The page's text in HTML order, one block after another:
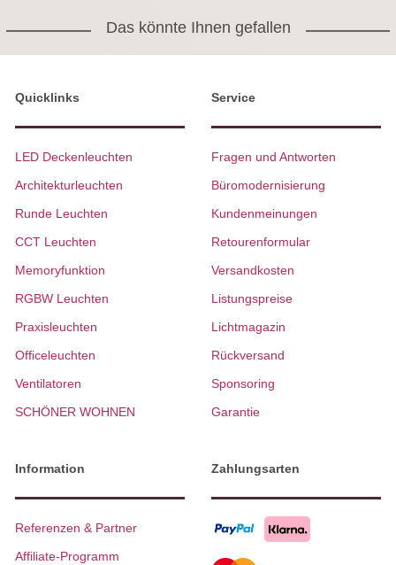
Das könnte Ihnen gefallen
Quicklinks
LED Deckenleuchten
Architekturleuchten
Runde Leuchten
CCT Leuchten
Memoryfunktion
RGBW Leuchten
Praxisleuchten
Officeleuchten
Ventilatoren
SCHÖNER WOHNEN
Service
Fragen und Antworten
Büromodernisierung
Kundenmeinungen
Retourenformular
Versandkosten
Listungspreise
Lichtmagazin
Rückversand
Sponsoring
Garantie
Information
Referenzen & Partner
Affiliate-Programm
Zahlungsarten